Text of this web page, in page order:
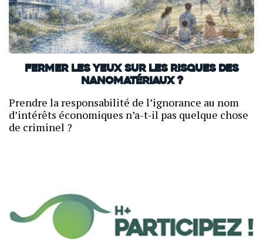
Fermer les yeux sur les risques des
nanomatériaux ?
Prendre la responsabilité de l’ignorance au nom
d’intérêts économiques n’a-t-il pas quelque chose
de criminel ?